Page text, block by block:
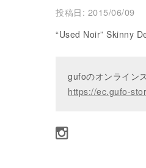
投稿日: 2015/06/09
“Used Noir” Skinny
gufoのオンライン
https://ec.gufo-